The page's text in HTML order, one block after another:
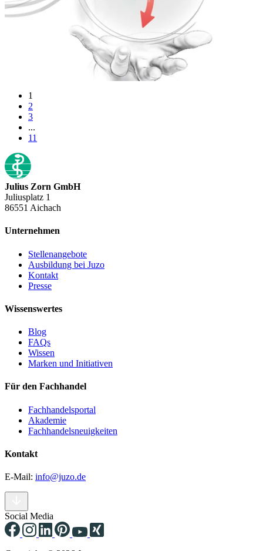
1
2
3
...
11
Julius Zorn GmbH
Juliusplatz 1
86551 Aichach
Unternehmen
Stellenangebote
Ausbildung bei Juzo
Kontakt
Presse
Wissenswertes
Blog
FAQs
Wissen
Marken und Initiativen
Für den Fachhandel
Fachhandelsportal
Akademie
Fachhandelsneuigkeiten
Kontakt
E-Mail: info@juzo.de
Social Media